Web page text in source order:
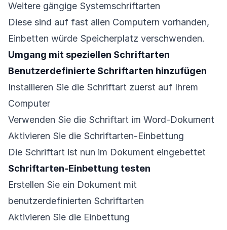
Weitere gängige Systemschriftarten
Diese sind auf fast allen Computern vorhanden,
Einbetten würde Speicherplatz verschwenden.
Umgang mit speziellen Schriftarten
Benutzerdefinierte Schriftarten hinzufügen
Installieren Sie die Schriftart zuerst auf Ihrem
Computer
Verwenden Sie die Schriftart im Word-Dokument
Aktivieren Sie die Schriftarten-Einbettung
Die Schriftart ist nun im Dokument eingebettet
Schriftarten-Einbettung testen
Erstellen Sie ein Dokument mit
benutzerdefinierten Schriftarten
Aktivieren Sie die Einbettung